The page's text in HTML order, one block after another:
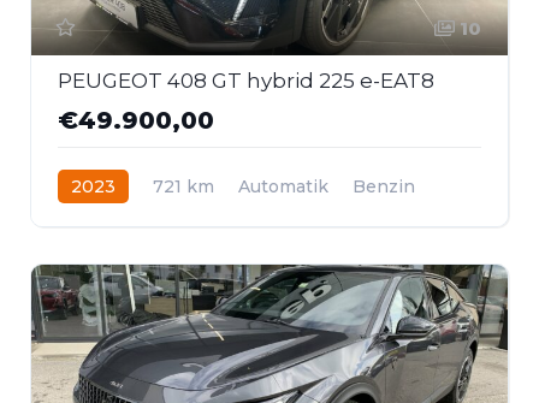
10
PEUGEOT 408 GT hybrid 225 e-EAT8
€49.900,00
2023 721 km Automatik
Benzin